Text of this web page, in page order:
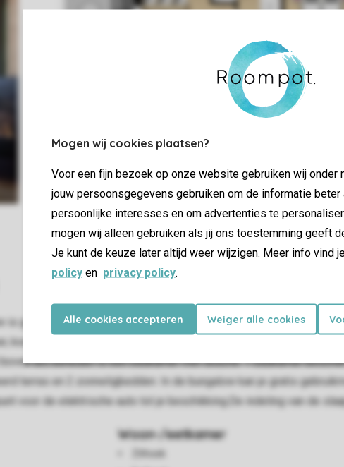
Mogen wij cookies plaatsen?
Voor een fijn bezoek op onze website gebruiken wij onder
jouw persoonsgegevens gebruiken om de informatie beter
persoonlijke interesses en om advertenties te
mogen wij alleen gebruiken als jij ons toestemming geeft
Je kunt de keuze later altijd weer wijzigen. Meer info vind
policy en privacy policy.
Alle cookies accepteren Weiger alle cookies
is geschikt voor 6 personen. De woning heeft een ruime, fris
koelkast met vriesvak en combimagnetron. Verder heeft de
als beneden is een badkamer met douche. 1 badkamer
terras en 2 zonneligbedden. In de bungalow kan je gratis
voor de elektrische auto tot je beschikking.De indeling van de
Woon-/eetkamer
Zithoek